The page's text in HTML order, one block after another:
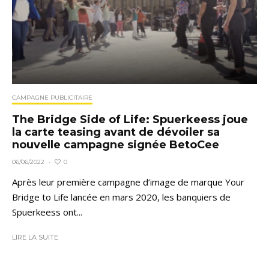
CAMPAGNE PUBLICITAIRE
The Bridge Side of Life: Spuerkeess joue
la carte teasing avant de dévoiler sa
nouvelle campagne signée BetoCee
06/06/2022 · 0
Après leur première campagne d’image de marque Your
Bridge to Life lancée en mars 2020, les banquiers de
Spuerkeess ont...
LIRE LA SUITE